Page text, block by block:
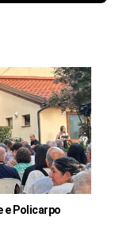
e Policarpo